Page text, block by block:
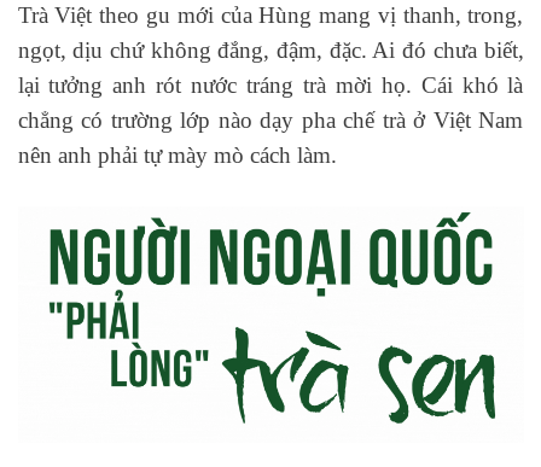
Trà Việt theo gu mới của Hùng mang vị thanh, trong,
ngọt, dịu chứ không đắng, đậm, đặc. Ai đó chưa biết,
lại tưởng anh rót nước tráng trà mời họ. Cái khó là
chẳng có trường lớp nào dạy pha chế trà ở Việt Nam
nên anh phải tự mày mò cách làm.